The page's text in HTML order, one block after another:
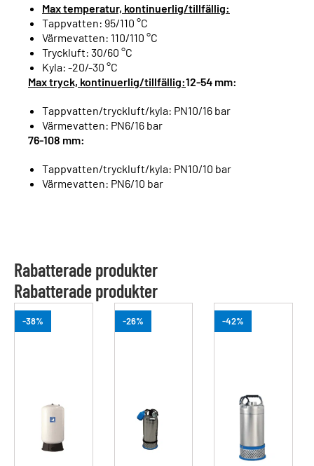
Max temperatur, kontinuerlig/tillfällig:
Tappvatten: 95/110 °C
Värmevatten: 110/110 °C
Tryckluft: 30/60 °C
Kyla: -20/-30 °C
Max tryck, kontinuerlig/tillfällig:12-54 mm:
Tappvatten/tryckluft/kyla: PN10/16 bar
Värmevatten: PN6/16 bar
76-108 mm:
Tappvatten/tryckluft/kyla: PN10/10 bar
Värmevatten: PN6/10 bar
Rabatterade produkter
Rabatterade produkter
-38% -26% -42%